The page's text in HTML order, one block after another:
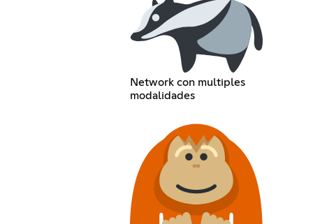
Network con multiples
modalidades